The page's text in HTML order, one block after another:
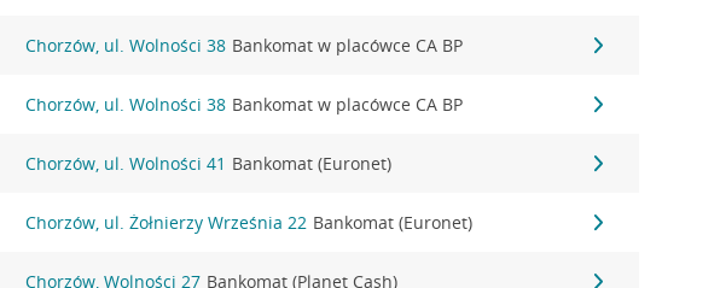
Chorzów, ul. Wolności 38 Bankomat w placówce CA BP
Chorzów, ul. Wolności 38 Bankomat w placówce CA BP
Chorzów, ul. Wolności 41 Bankomat (Euronet)
Chorzów, ul. Żołnierzy Września 22 Bankomat (Euronet)
Chorzów, Wolności 27 Bankomat (Planet Cash)